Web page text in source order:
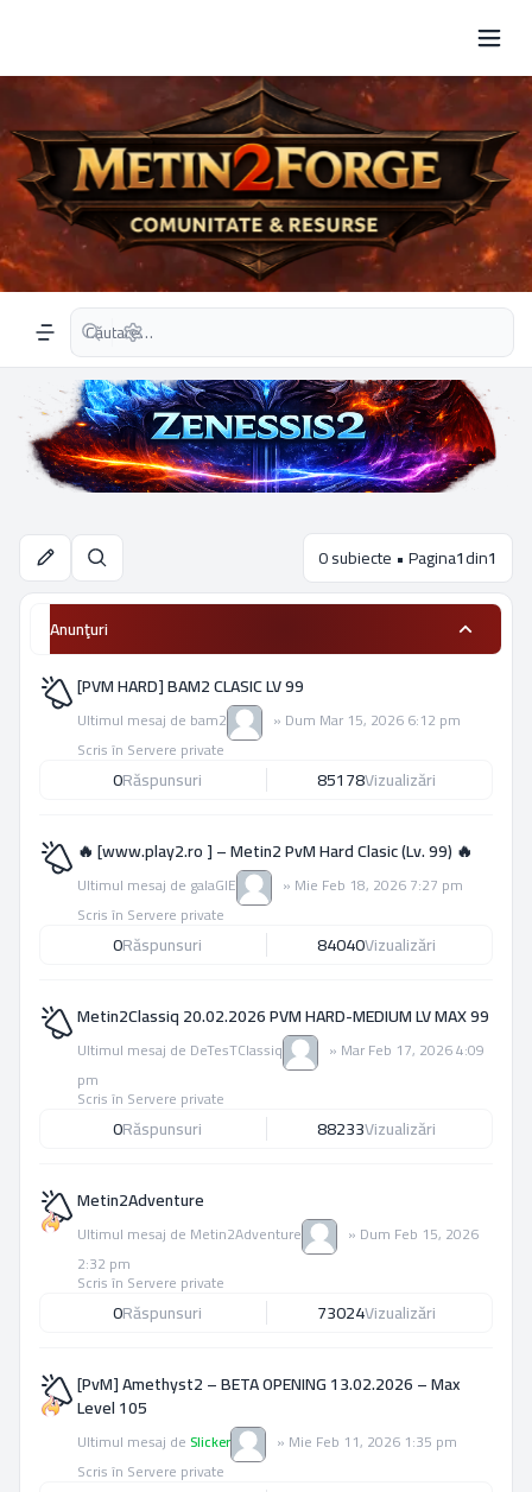
Navigation menu
Căutare avansată
Căutare 0 subiecte • Pagina1din1
Anunţuri
[PVM HARD] BAM2 CLASIC LV 99
Ultimul mesaj de bam2 » Dum Mar 15, 2026 6:12 pm
Scris în Servere private
0Răspunsuri 85178Vizualizări
🔥 [www.play2.ro ] – Metin2 PvM Hard Clasic (Lv. 99) 🔥
Ultimul mesaj de galaGIE » Mie Feb 18, 2026 7:27 pm
Scris în Servere private
0Răspunsuri 84040Vizualizări
Metin2Classiq 20.02.2026 PVM HARD-MEDIUM LV MAX 99
Ultimul mesaj de DeTesTClassiq » Mar Feb 17, 2026 4:09
pm
Scris în Servere private
0Răspunsuri 88233Vizualizări
Metin2Adventure
Ultimul mesaj de Metin2Adventure » Dum Feb 15, 2026
2:32 pm
Scris în Servere private
0Răspunsuri 73024Vizualizări
[PvM] Amethyst2 – BETA OPENING 13.02.2026 – Max
Level 105
Ultimul mesaj deSlicker » Mie Feb 11, 2026 1:35 pm
Scris în Servere private